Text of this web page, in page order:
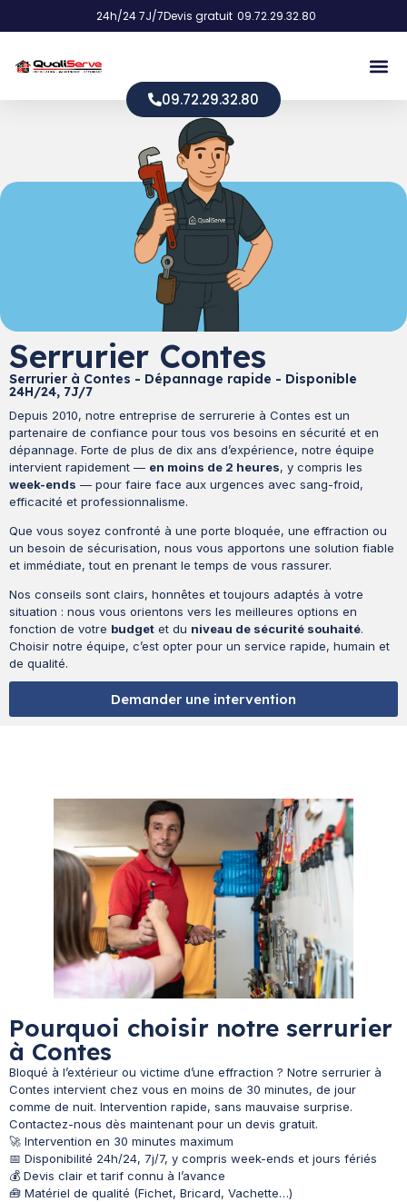
24h/24 7J/7Devis gratuit 09.72.29.32.80
09.72.29.32.80
Serrurier Contes
Serrurier à Contes - Dépannage rapide - Disponible
24H/24, 7J/7
Depuis 2010, notre entreprise de serrurerie à Contes est un
partenaire de confiance pour tous vos besoins en sécurité et en
dépannage. Forte de plus de dix ans d’expérience, notre équipe
intervient rapidement — en moins de 2 heures, y compris les
week-ends — pour faire face aux urgences avec sang-froid,
efficacité et professionnalisme.
Que vous soyez confronté à une porte bloquée, une effraction ou
un besoin de sécurisation, nous vous apportons une solution fiable
et immédiate, tout en prenant le temps de vous rassurer.
Nos conseils sont clairs, honnêtes et toujours adaptés à votre
situation : nous vous orientons vers les meilleures options en
fonction de votre budget et du niveau de sécurité souhaité.
Choisir notre équipe, c’est opter pour un service rapide, humain et
de qualité.
Demander une intervention
Pourquoi choisir notre serrurier
à Contes
Bloqué à l’extérieur ou victime d’une effraction ? Notre serrurier à
Contes intervient chez vous en moins de 30 minutes, de jour
comme de nuit. Intervention rapide, sans mauvaise surprise.
Contactez-nous dès maintenant pour un devis gratuit.
🚀 Intervention en 30 minutes maximum
📅 Disponibilité 24h/24, 7j/7, y compris week-ends et jours fériés
💰 Devis clair et tarif connu à l’avance
🧰 Matériel de qualité (Fichet, Bricard, Vachette…)